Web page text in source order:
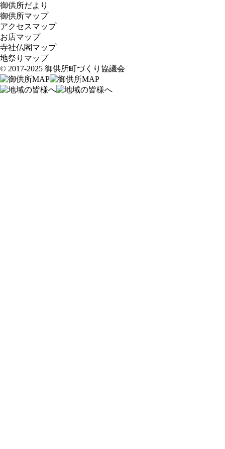
御供所だより
御供所マップ
アクセスマップ
お店マップ
寺社仏閣マップ
地祭りマップ
© 2017-2025 御供所町づくり協議会